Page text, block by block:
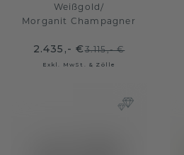
Weißgold/
Morganit Champagner
2.435,- €3.115,- €
Exkl. MwSt. & Zölle